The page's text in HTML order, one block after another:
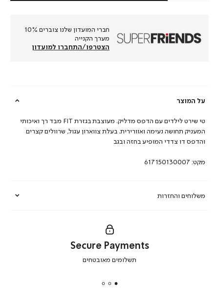
חברי המועדון שלנו צוברים 10%
מערך הקנייה
הצטרפו/התחברו למועדון
על המוצר
משלוחים והחזרות
טי שירט לילדים עם הדפס מדליק. מעוצבת בגזרת FIT מבד רך ואיכותי
המעניק תחושה נעימה ואוורירית. בעלת צווארון עגול, שרוולים קצרים
והדפס דו צדדי המופיע בחזה ובגב
מקט: 617150130007
secure
Secure Payments
תשלומים מאובטחים